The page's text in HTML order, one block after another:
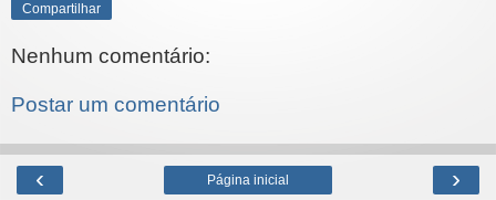
Compartilhar
Nenhum comentário:
Postar um comentário
‹ ›
Página inicial